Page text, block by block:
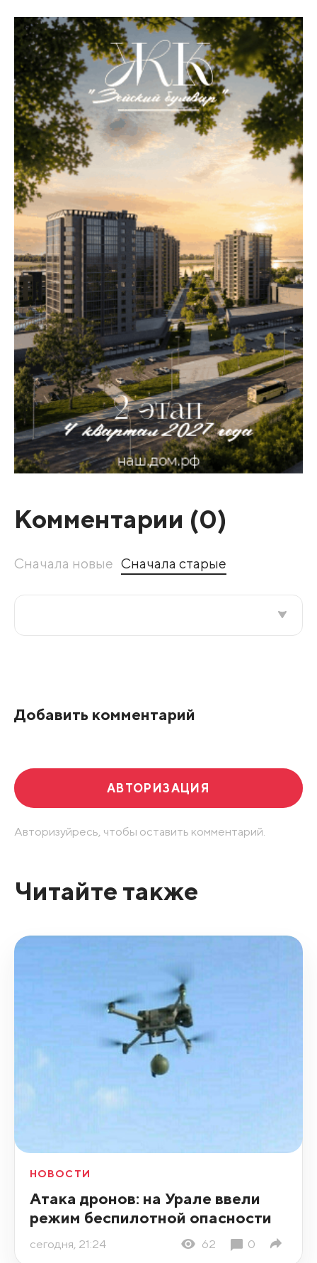
Комментарии (0)
Сначала новые Сначала старые
Добавить комментарий
АВТОРИЗАЦИЯ
Авторизуйресь, чтобы оставить комментарий.
Читайте также
НОВОСТИ
Атака дронов: на Урале ввели
режим беспилотной опасности
сегодня, 21:24 62 0